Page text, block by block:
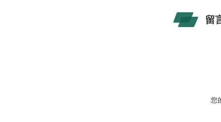
留
您